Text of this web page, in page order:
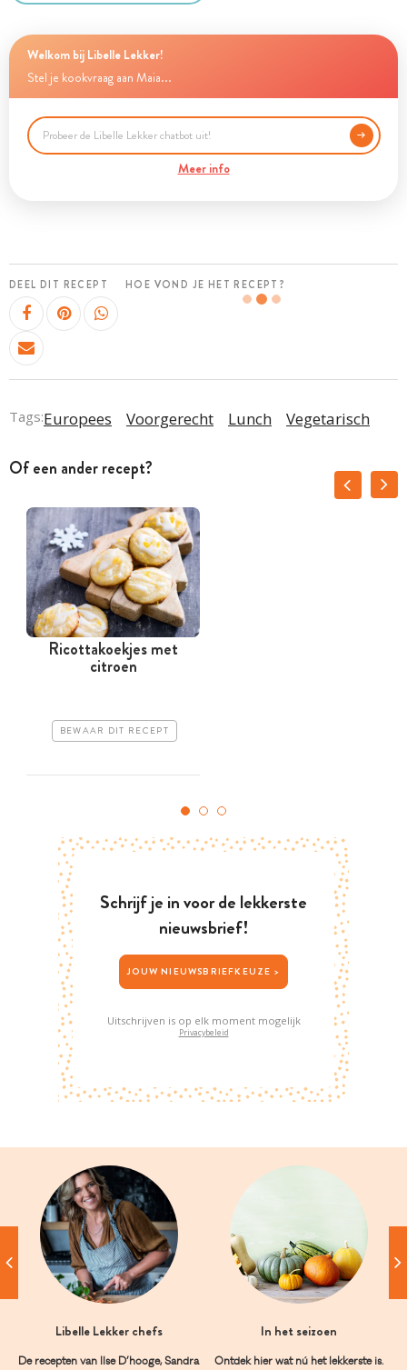
Welkom bij Libelle Lekker!
Stel je kookvraag aan Maia...
Meer info
DEEL DIT RECEPT HOE VOND JE HET RECEPT?
Tags:Europees Voorgerecht Lunch Vegetarisch
Of een ander recept?
Ricottakoekjes met
citroen
BEWAAR DIT RECEPT
Schrijf je in voor de lekkerste
nieuwsbrief!
JOUW NIEUWSBRIEFKEUZE >
Uitschrijven is op elk moment mogelijk
Privacybeleid
Libelle Lekker chefs
De recepten van Ilse D’hooge, Sandra
In het seizoen
Ontdek hier wat nú het lekkerste is.